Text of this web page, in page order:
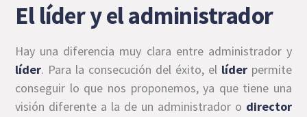
El líder y el administrador
Hay una diferencia muy clara entre administrador y
líder. Para la consecución del éxito, el líderpermite
conseguir lo que nos proponemos, ya que tiene una
visión diferente a la de un administrador o director